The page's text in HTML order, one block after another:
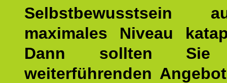
Selbstbewusstsein
maximales Niveau
Dann sollten Sie
weiterführenden